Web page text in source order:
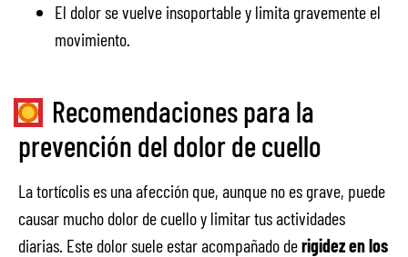
El dolor se vuelve insoportable y limita gravemente el
movimiento.
Recomendaciones para la
prevención del dolor de cuello
La tortícolis es una afección que, aunque no es grave, puede
causar mucho dolor de cuello y limitar tus actividades
diarias. Este dolor suele estar acompañado derigidez en los